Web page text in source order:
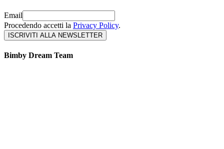
Email
Procedendo accetti la Privacy Policy.
Bimby Dream Team